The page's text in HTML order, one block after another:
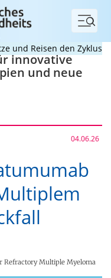
Menü
Reisen den Zyklus
innovative
und neue
04.06.26
Refractory Multiple Myeloma